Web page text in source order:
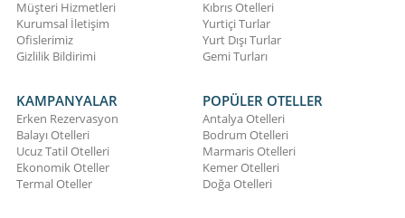
Müşteri Hizmetleri
Kurumsal İletişim
Ofislerimiz
Gizlilik Bildirimi
Kıbrıs Otelleri
Yurtiçi Turlar
Yurt Dışı Turlar
Gemi Turları
KAMPANYALAR
Erken Rezervasyon
Balayı Otelleri
Ucuz Tatil Otelleri
Ekonomik Oteller
Termal Oteller
POPÜLER OTELLER
Antalya Otelleri
Bodrum Otelleri
Marmaris Otelleri
Kemer Otelleri
Doğa Otelleri